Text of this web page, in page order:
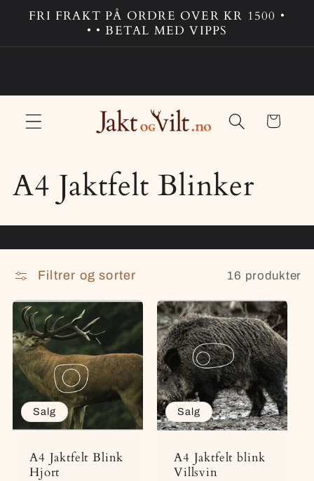
videre til
FRI FRAKT PÅ ORDRE OVER KR 1500 •
• • BETAL MED VIPPS
Handlekurv
S
a
m
l
i
n
g
:
A4 Jaktfelt Blinker
Filtrer og sorter 16 produkter
Salg
A4 Jaktfelt Blink
Hjort
Salg
A4 Jaktfelt blink
Villsvin